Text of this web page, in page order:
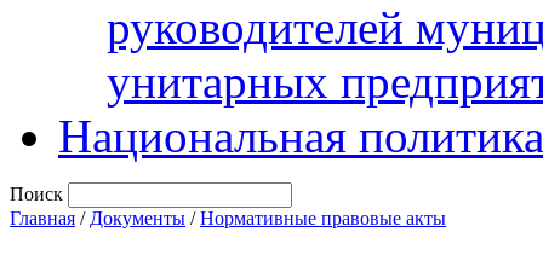
руководителей
унитарных
Национальная политика
Поиск
Главная / Документы /Нормативные правовые акты